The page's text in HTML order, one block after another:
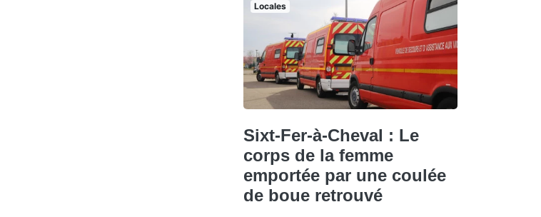
Locales
Sixt-Fer-à-Cheval : Le
corps de la femme
emportée par une coulée
de boue retrouvé